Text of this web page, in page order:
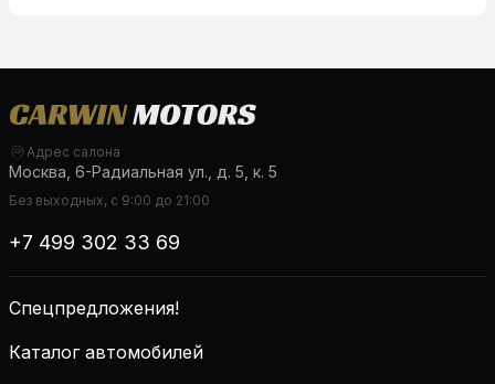
Адрес салона
Москва, 6-Радиальная ул., д. 5, к. 5
Без выходных, с 9:00 до 21:00
+7 499 302 33 69
Спецпредложения!
Каталог автомобилей